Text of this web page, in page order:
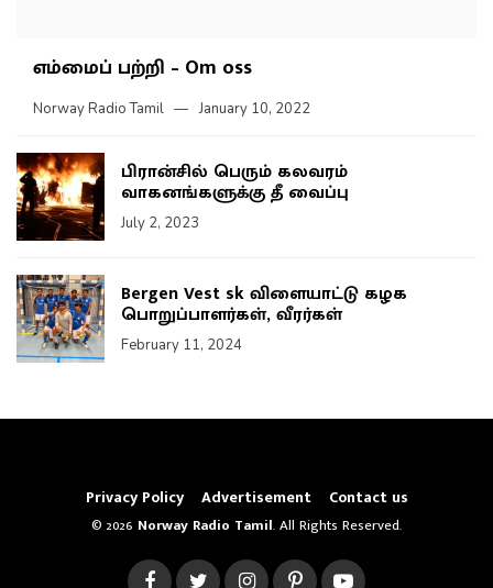
எம்மைப் பற்றி – Om oss
Norway Radio Tamil January 10, 2022
பிரான்சில் பெரும் கலவரம்
வாகனங்களுக்கு தீ வைப்பு
July 2, 2023
Bergen Vest sk விளையாட்டு கழக
பொறுப்பாளர்கள், வீரர்கள்
February 11, 2024
Privacy Policy Advertisement Contact us
© 2026 Norway Radio Tamil. All Rights Reserved.